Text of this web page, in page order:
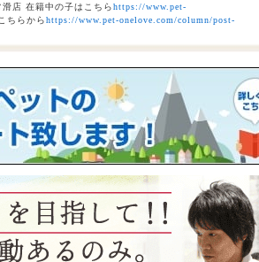
店 在籍中の子はこちらhttps://www.pet-
ちらからhttps://www.pet-onelove.com/column/post-
算 22周年祭｜大決算商談会開幕！！ 8/31お引渡
ンラブ看板店舗にて、ポイントプレゼントキャンペー
りますクーポンを2,500円以上のお会計時にご利用頂
プリをご利用中でない方は、店頭で会員アプリを取得頂
ひご確認ください！！※ワンラブ看板店舗が対象※ 小動
onelove.com/column/post-9344/
宇多津店＆ゆめタウン三豊店 一年で一番お得な
ープ